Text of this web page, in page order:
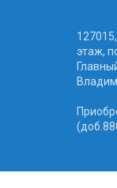
этаж,